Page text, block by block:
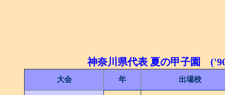
神奈川県代表 夏の甲子園
大会 年 出場校